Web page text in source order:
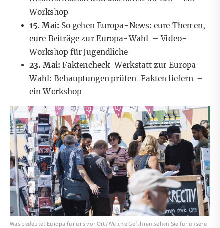
Workshop
15. Mai: So gehen Europa-News: eure Themen,
eure Beiträge zur Europa-Wahl – Video-
Workshop für Jugendliche
23. Mai: Faktencheck-Werkstatt zur Europa-
Wahl: Behauptungen prüfen, Fakten liefern –
ein Workshop
Was bedeutet Europa für uns vor Ort? Welche Gefahren sehen Sie für unsere